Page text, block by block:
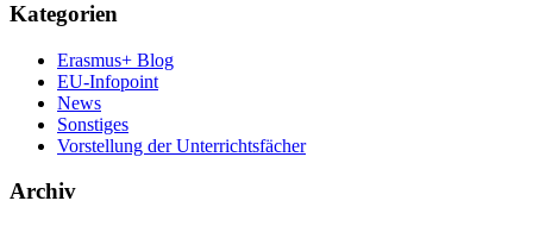
Kategorien
Erasmus+ Blog
EU-Infopoint
News
Sonstiges
Vorstellung der Unterrichtsfächer
Archiv